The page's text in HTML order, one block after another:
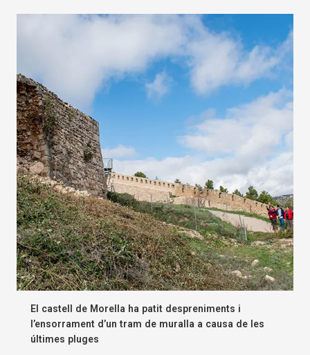
El castell de Morella ha patit despreniments i
l’ensorrament d’un tram de muralla a causa de les
últimes pluges